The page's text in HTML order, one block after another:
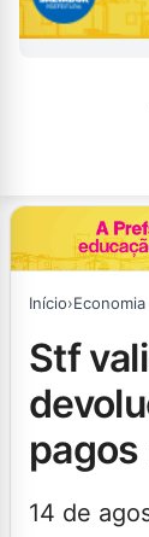
Início›Economia
stf valida lei que permite
14 de